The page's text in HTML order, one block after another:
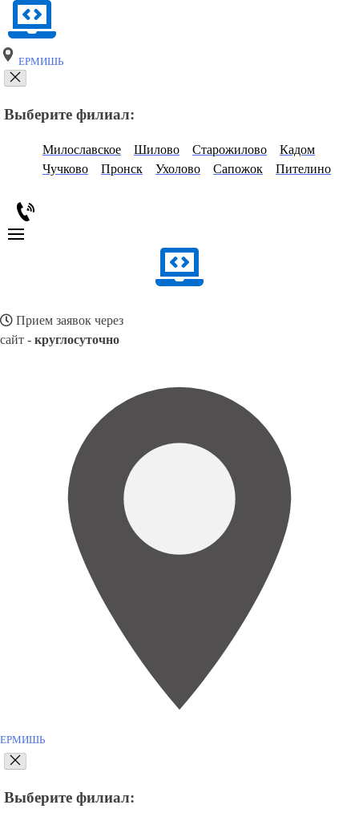
ЕРМИШЬ
Выберите филиал:
Милославское Шилово Старожилово
Кадом
Чучково
Пронск Ухолово Сапожок Пителино
Прием заявок через
сайт - круглосуточно
ЕРМИШЬ
Выберите филиал: